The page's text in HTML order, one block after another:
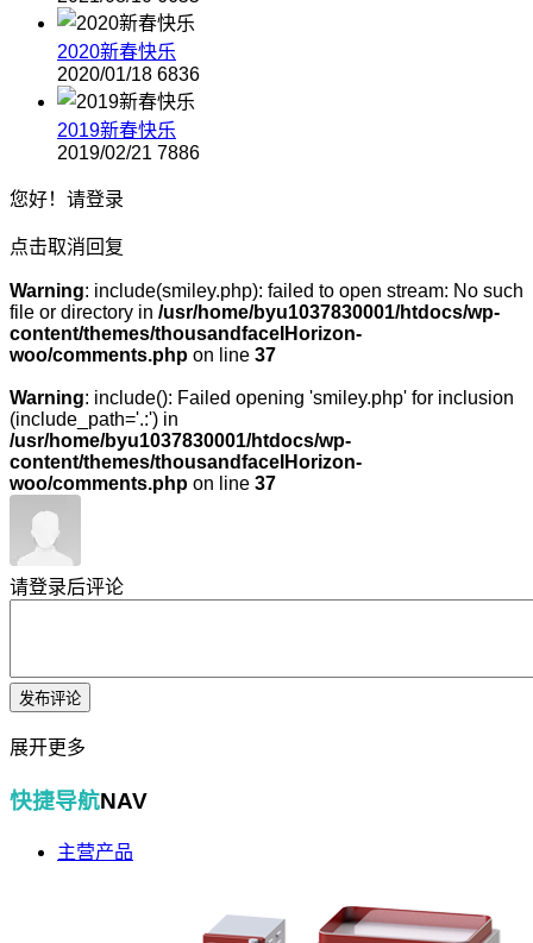
2020新春快乐
2020/01/18 6836
2019新春快乐
2019/02/21 7886
您好！ 请登录
点击取消回复
Warning: include(smiley.php): failed to open stream: No such
file or directory in /usr/home/byu1037830001/htdocs/wp-
content/themes/thousandfaceIHorizon-
woo/comments.php on line 37
Warning: include(): Failed opening 'smiley.php' for inclusion
(include_path='.:') in
/usr/home/byu1037830001/htdocs/wp-
content/themes/thousandfaceIHorizon-
woo/comments.php on line 37
请登录后评论
展开更多
快捷导航NAV
主营产品